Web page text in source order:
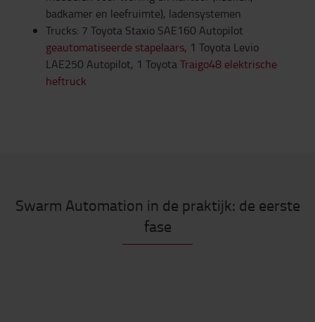
badkamer en leefruimte), ladensystemen
Trucks: 7 Toyota Staxio SAE160 Autopilot
geautomatiseerde stapelaars, 1 Toyota Levio
LAE250 Autopilot, 1 ToyotaTraigo48 elektrische
heftruck
Swarm Automation in de praktijk: de eerste
fase